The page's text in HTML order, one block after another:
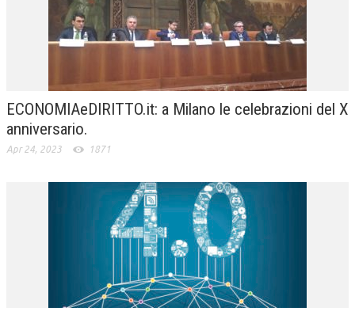
ECONOMIAeDIRITTO.it: a Milano le celebrazioni del X
anniversario.
Apr 24, 2023 1871